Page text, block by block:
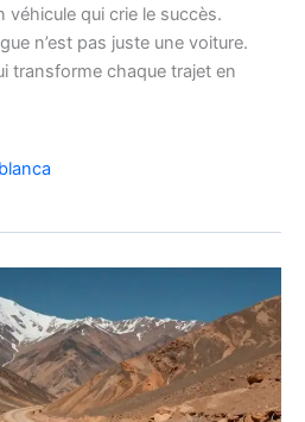
qui crie le succès.
n’est pas juste une voiture.
transforme chaque trajet en